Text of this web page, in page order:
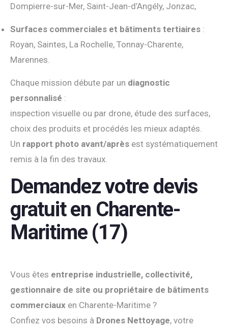
Dompierre-sur-Mer, Saint-Jean-d’Angély, Jonzac,
Surfaces commerciales et bâtiments tertiaires :
Royan, Saintes, La Rochelle, Tonnay-Charente,
Marennes.
Chaque mission débute par un diagnostic
personnalisé :
inspection visuelle ou par drone, étude des surfaces,
choix des produits et procédés les mieux adaptés.
Un rapport photo avant/après est systématiquement
remis à la fin des travaux.
Demandez votre devis
gratuit en Charente-
Maritime (17)
Vous êtes entreprise industrielle, collectivité,
gestionnaire de site ou propriétaire de bâtiments
commerciaux en Charente-Maritime ?
Confiez vos besoins à Drones Nettoyage, votre